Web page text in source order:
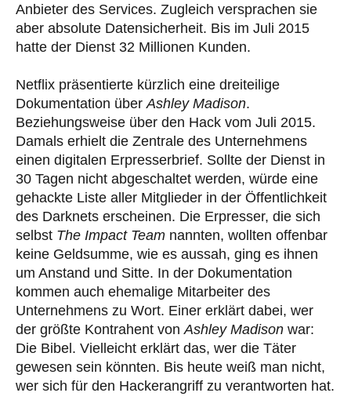
Anbieter des Services. Zugleich versprachen sie
aber absolute Datensicherheit. Bis im Juli 2015
hatte der Dienst 32 Millionen Kunden.
Netflix präsentierte kürzlich eine dreiteilige
Dokumentation überAshley Madison.
Beziehungsweise über den Hack vom Juli 2015.
Damals erhielt die Zentrale des Unternehmens
einen digitalen Erpresserbrief. Sollte der Dienst in
30 Tagen nicht abgeschaltet werden, würde eine
gehackte Liste aller Mitglieder in der Öffentlichkeit
des Darknets erscheinen. Die Erpresser, die sich
selbst The Impact Team nannten, wollten offenbar
keine Geldsumme, wie es aussah, ging es ihnen
um Anstand und Sitte. In der Dokumentation
kommen auch ehemalige Mitarbeiter des
Unternehmens zu Wort. Einer erklärt dabei, wer
der größte Kontrahent vonAshley Madison war:
Die Bibel. Vielleicht erklärt das, wer die Täter
gewesen sein könnten. Bis heute weiß man nicht,
wer sich für den Hackerangriff zu verantworten hat.